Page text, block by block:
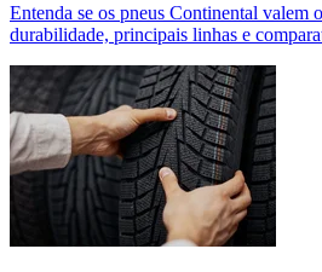
Entenda se os pneus Continental valem
durabilidade, principais linhas e